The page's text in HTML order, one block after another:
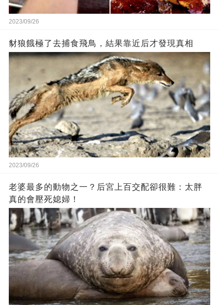
2023/09/26
豺狼餓極了去捕食飛鳥，結果靠近后才發現真相
2023/09/26
老婆最多的動物之一？后宮上百交配卻很難：太胖
真的會壓死媳婦！